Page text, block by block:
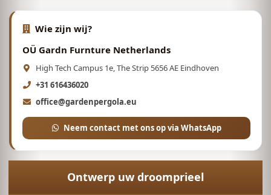
Wie zijn wij?
OÜ Gardn Furnture Netherlands
High Tech Campus 1e, The Strip 5656 AE Eindhoven
+31 616436020
office@gardenpergola.eu
Neem contact met ons op via WhatsApp
Ontwerp uw droomprieel